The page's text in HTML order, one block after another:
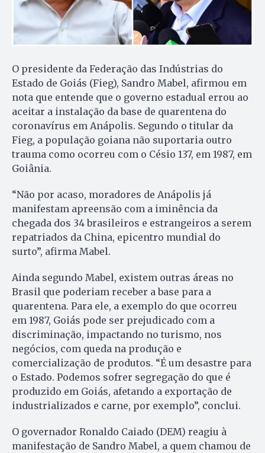
O presidente da Federação das Indústrias do
Estado de Goiás (Fieg), Sandro Mabel, afirmou em
nota que entende que o governo estadual errou ao
aceitar a instalação da base de quarentena do
coronavírus em Anápolis. Segundo o titular da
Fieg, a população goiana não suportaria outro
trauma como ocorreu com o Césio 137, em 1987, em
Goiânia.
“Não por acaso, moradores de Anápolis já
manifestam apreensão com a iminência da
chegada dos 34 brasileiros e estrangeiros a serem
repatriados da China, epicentro mundial do
surto”, afirma Mabel.
Ainda segundo Mabel, existem outras áreas no
Brasil que poderiam receber a base para a
quarentena. Para ele, a exemplo do que ocorreu
em 1987, Goiás pode ser prejudicado com a
discriminação, impactando no turismo, nos
negócios, com queda na produção e
comercialização de produtos. “É um desastre para
o Estado. Podemos sofrer segregação do que é
produzido em Goiás, afetando a exportação de
industrializados e carne, por exemplo”, conclui.
O governador Ronaldo Caiado (DEM) reagiu à
manifestação de Sandro Mabel, a quem chamou de